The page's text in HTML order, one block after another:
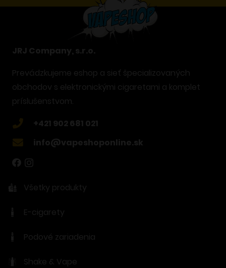
JRJ Company, s.r.o.
Prevádzkujeme eshop a sieť špecializovaných
obchodov s elektronickými cigaretami a komplet
príslušenstvom.
+421 902 681 021
info@vapeshoponline.sk
Všetky produkty
E-cigarety
Podové zariadenia
Shake & Vape